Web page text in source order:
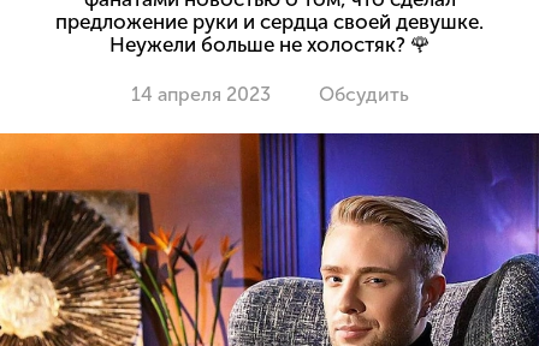
предложение руки и сердца своей девушке.
Неужели больше не холостяк? 🌹
14 апреля 2023 Обсудить